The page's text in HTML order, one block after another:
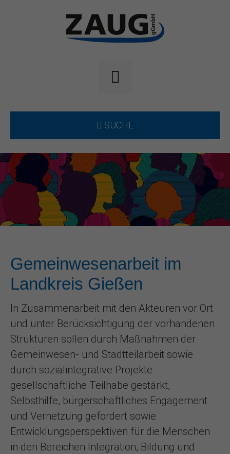
SUCHE
Gemeinwesenarbeit im
Landkreis Gießen
In Zusammenarbeit mit den Akteuren vor Ort
und unter Berücksichtigung der vorhandenen
Strukturen sollen durch Maßnahmen der
Gemeinwesen- und Stadtteilarbeit sowie
durch sozialintegrative Projekte
gesellschaftliche Teilhabe gestärkt,
Selbsthilfe, bürgerschaftliches Engagement
und Vernetzung gefördert sowie
Entwicklungsperspektiven für die Menschen
in den Bereichen Integration, Bildung und